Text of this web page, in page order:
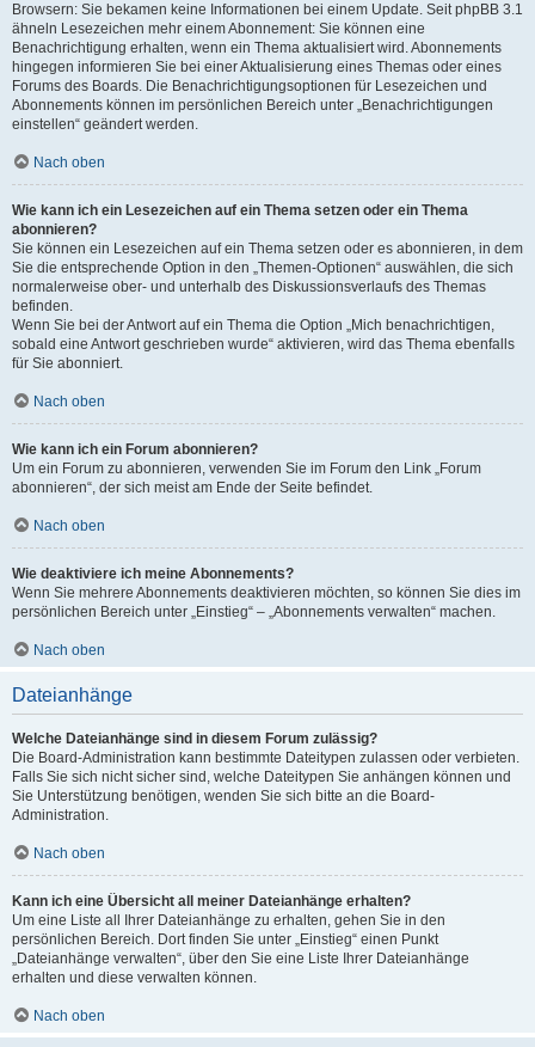
Browsern: Sie bekamen keine Informationen bei einem Update. Seit phpBB 3.1
ähneln Lesezeichen mehr einem Abonnement: Sie können eine
Benachrichtigung erhalten, wenn ein Thema aktualisiert wird. Abonnements
hingegen informieren Sie bei einer Aktualisierung eines Themas oder eines
Forums des Boards. Die Benachrichtigungsoptionen für Lesezeichen und
Abonnements können im persönlichen Bereich unter „Benachrichtigungen
einstellen“ geändert werden.
Nach oben
Wie kann ich ein Lesezeichen auf ein Thema setzen oder ein Thema
abonnieren?
Sie können ein Lesezeichen auf ein Thema setzen oder es abonnieren, in dem
Sie die entsprechende Option in den „Themen-Optionen“ auswählen, die sich
normalerweise ober- und unterhalb des Diskussionsverlaufs des Themas
befinden.
Wenn Sie bei der Antwort auf ein Thema die Option „Mich benachrichtigen,
sobald eine Antwort geschrieben wurde“ aktivieren, wird das Thema ebenfalls
für Sie abonniert.
Nach oben
Wie kann ich ein Forum abonnieren?
Um ein Forum zu abonnieren, verwenden Sie im Forum den Link „Forum
abonnieren“, der sich meist am Ende der Seite befindet.
Nach oben
Wie deaktiviere ich meine Abonnements?
Wenn Sie mehrere Abonnements deaktivieren möchten, so können Sie dies im
persönlichen Bereich unter „Einstieg“ – „Abonnements verwalten“ machen.
Nach oben
Dateianhänge
Welche Dateianhänge sind in diesem Forum zulässig?
Die Board-Administration kann bestimmte Dateitypen zulassen oder verbieten.
Falls Sie sich nicht sicher sind, welche Dateitypen Sie anhängen können und
Sie Unterstützung benötigen, wenden Sie sich bitte an die Board-
Administration.
Nach oben
Kann ich eine Übersicht all meiner Dateianhänge erhalten?
Um eine Liste all Ihrer Dateianhänge zu erhalten, gehen Sie in den
persönlichen Bereich. Dort finden Sie unter „Einstieg“ einen Punkt
„Dateianhänge verwalten“, über den Sie eine Liste Ihrer Dateianhänge
erhalten und diese verwalten können.
Nach oben